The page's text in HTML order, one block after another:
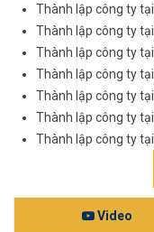
Thành lập công ty
Thành lập công ty
Thành lập công ty
Thành lập công ty
Thành lập công ty
Thành lập công ty
Thành lập công ty
Video